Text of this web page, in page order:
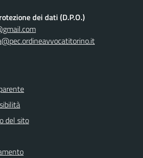
dei dati (D.P.O.)
del sito